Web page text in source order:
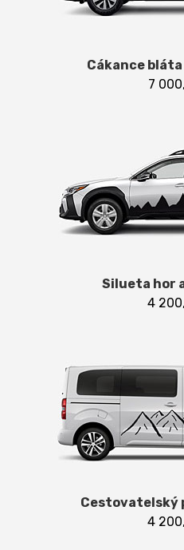
Cákance
7
Silueta hor
4
Cestovatelský
4